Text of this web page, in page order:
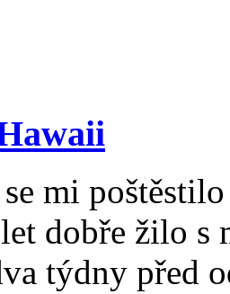
mi
dobře žilo
týdny před